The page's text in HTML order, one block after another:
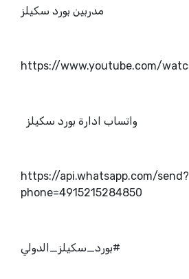
مدربين بورد سكيلز
واتساب ادارة بورد سكيلز
https://api.whatsapp.com/send?
phone=4915215284850
#بورد_سكيلز_الدولي